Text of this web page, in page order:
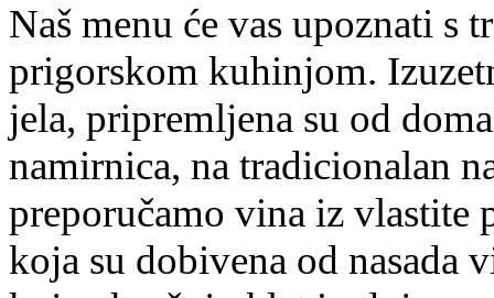
Naš menu će vas upoznati s
prigorskom kuhinjom.
jela, pripremljena su od
namirnica, na tradicionalan
preporučamo vina iz vlastite
koja su dobivena od nasada